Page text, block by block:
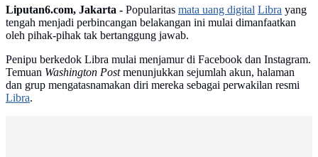
Liputan6.com, Jakarta - Popularitas mata uang digital Libra yang
tengah menjadi perbincangan belakangan ini mulai dimanfaatkan
oleh pihak-pihak tak bertanggung jawab.
Penipu berkedok Libra mulai menjamur di Facebook dan Instagram.
Temuan Washington Postmenunjukkan sejumlah akun, halaman
dan grup mengatasnamakan diri mereka sebagai perwakilan resmi
Libra.